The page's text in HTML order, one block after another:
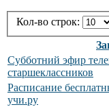
Кол-во строк:
Субботний эфир
старшеклассников
Расписание
учи.ру